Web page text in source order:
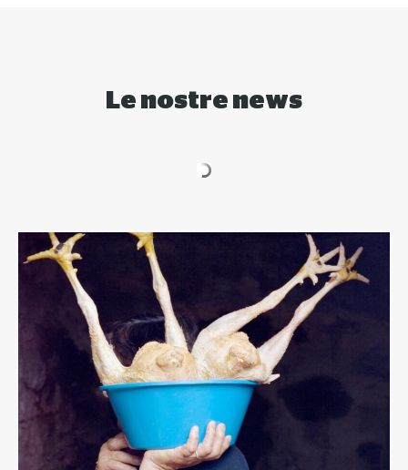
Le nostre news